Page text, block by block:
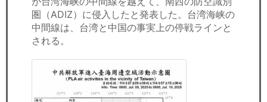
ＩＴ
飲食店情報
圏（ADIZ）に侵入したと発表した。台湾海峡の
中間線は、台湾と中国の事実上の停戦ラインと
される。